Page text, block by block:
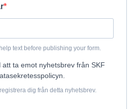
text before publishing your form.
att ta emot nyhetsbrev från SKF
dig från detta nyhetsbrev.